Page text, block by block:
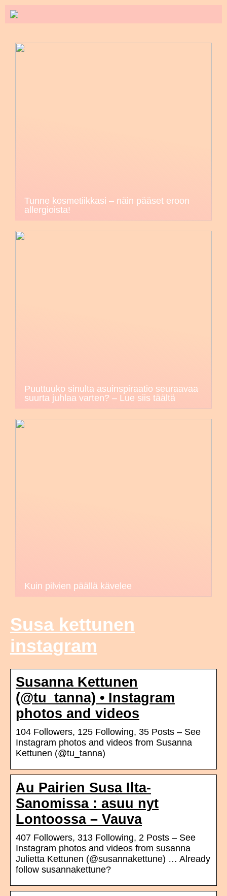
Tunne kosmetiikkasi – näin pääset eroon
allergioista!
Puuttuuko sinulta asuinspiraatio seuraavaa
suurta juhlaa varten? – Lue siis täältä
Kuin pilvien päällä kävelee
Susa kettunen
instagram
Susanna Kettunen
(@tu_tanna) • Instagram
photos and videos
104 Followers, 125 Following, 35 Posts – See
Instagram photos and videos from Susanna
Kettunen (@tu_tanna)
Au Pairien Susa Ilta-
Sanomissa : asuu nyt
Lontoossa – Vauva
407 Followers, 313 Following, 2 Posts – See
Instagram photos and videos from susanna
Julietta Kettunen (@susannakettune) … Already
follow susannakettune?